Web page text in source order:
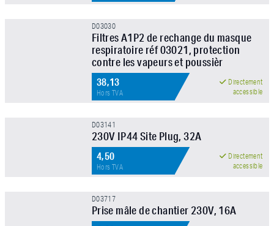
D03030
Filtres A1P2 de rechange du masque
respiratoire réf 03021, protection
contre les vapeurs et poussièr
38,13
Hors TVA
Directement
accessible
D03141
230V IP44 Site Plug, 32A
4,50
Hors TVA
Directement
accessible
D03717
Prise mâle de chantier 230V, 16A